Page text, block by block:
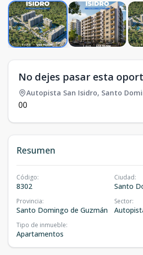
No dejes pasar esta
Autopista San Isidro, Santo
00
Resumen
Código:
8302
Ciudad:
Santo
Provincia:
Santo Domingo de Guzmán
Sector:
Tipo de inmueble:
Apartamentos